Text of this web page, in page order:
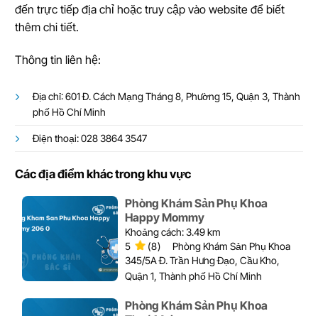
đến trực tiếp địa chỉ hoặc truy cập vào website để biết
thêm chi tiết.
Thông tin liên hệ:
Địa chỉ: 601 Đ. Cách Mạng Tháng 8, Phường 15, Quận 3, Thành
phố Hồ Chí Minh
Điện thoại: 028 3864 3547
Các địa điểm khác trong khu vực
Phòng Khám Sản Phụ Khoa
Happy Mommy
Khoảng cách: 3.49 km
5
(8)
Phòng Khám Sản Phụ Khoa
345/5A Đ. Trần Hưng Đạo, Cầu Kho,
Quận 1, Thành phố Hồ Chí Minh
Phòng Khám Sản Phụ Khoa